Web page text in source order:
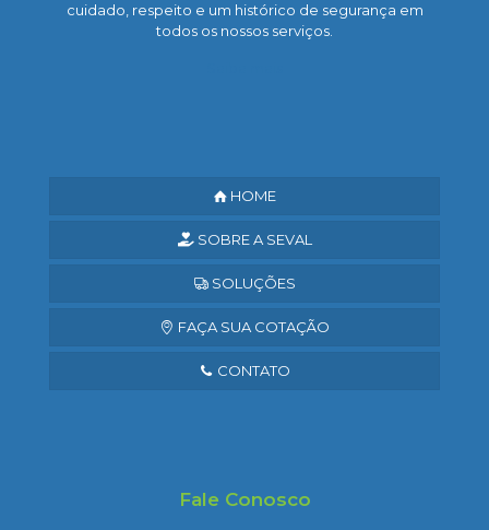
cuidado, respeito e um histórico de segurança em
todos os nossos serviços.
HOME
SOBRE A SEVAL
SOLUÇÕES
FAÇA SUA COTAÇÃO
CONTATO
Fale Conosco